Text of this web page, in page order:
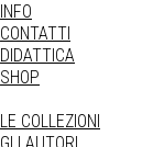
INFO
CONTATTI
DIDATTICA
SHOP
LE COLLEZIONI